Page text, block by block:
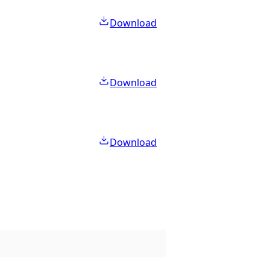
Download
Download
Download